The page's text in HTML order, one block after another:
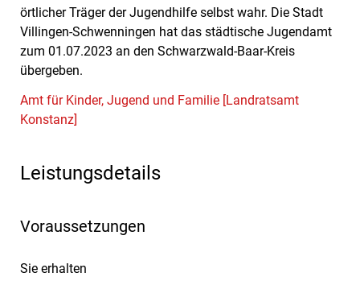
örtlicher Träger der Jugendhilfe selbst wahr. Die Stadt
Villingen-Schwenningen hat das städtische Jugendamt
zum 01.07.2023 an den Schwarzwald-Baar-Kreis
übergeben.
Amt für Kinder, Jugend und Familie [Landratsamt
Konstanz]
Leistungsdetails
Voraussetzungen
Sie erhalten